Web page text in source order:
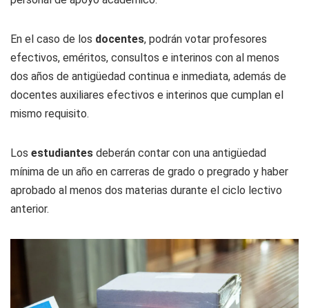
En el caso de los docentes, podrán votar profesores
efectivos, eméritos, consultos e interinos con al menos
dos años de antigüedad continua e inmediata, además de
docentes auxiliares efectivos e interinos que cumplan el
mismo requisito.
Los estudiantes deberán contar con una antigüedad
mínima de un año en carreras de grado o pregrado y haber
aprobado al menos dos materias durante el ciclo lectivo
anterior.